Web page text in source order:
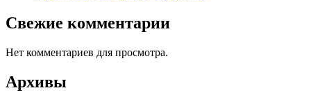
Свежие комментарии
Нет комментариев для просмотра.
Архивы